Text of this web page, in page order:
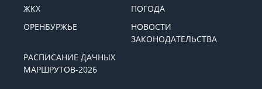
ЖКХ
ПОГОДА
ОРЕНБУРЖЬЕ
НОВОСТИ
ЗАКОНОДАТЕЛЬСТВА
РАСПИСАНИЕ ДАЧНЫХ
МАРШРУТОВ-2026